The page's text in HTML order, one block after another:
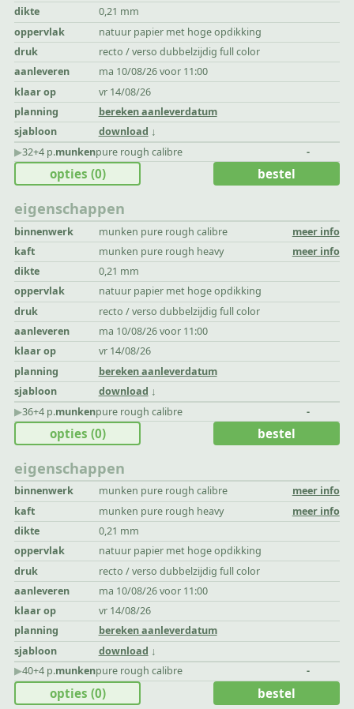
dikte
0,21 mm
oppervlak
natuur papier met hoge opdikking
druk
recto / verso dubbelzijdig full color
aanleveren
ma 10/08/26 voor 11:00
klaar op
vr 14/08/26
planning
bereken aanleverdatum
sjabloon
download
▶︎32+4 p.munkenpure rough calibre -
eigenschappen
binnenwerk munken pure rough calibre
meer info
kaft
munken pure rough heavy
meer info
dikte
0,21 mm
oppervlak
natuur papier met hoge opdikking
druk
recto / verso dubbelzijdig full color
aanleveren
ma 10/08/26 voor 11:00
klaar op
vr 14/08/26
planning
bereken aanleverdatum
sjabloon
download
opties (0) bestel
▶︎36+4 p.munkenpure rough calibre -
eigenschappen
binnenwerk munken pure rough calibre
meer info
kaft
munken pure rough heavy
meer info
dikte
0,21 mm
oppervlak
natuur papier met hoge opdikking
druk
recto / verso dubbelzijdig full color
aanleveren
ma 10/08/26 voor 11:00
klaar op
vr 14/08/26
planning
bereken aanleverdatum
sjabloon
download
opties (0) bestel
▶︎40+4 p.munkenpure rough calibre -
opties (0) bestel